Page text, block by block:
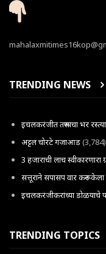
TRENDING NEWS
इचलकरंजीत तरूणाचा भर
अट्टल चोरटे गजाआड(3,784)
3 हजाराची लाच स्वीकारणारा
सत्तूराने सपासप वार करून
इचलकरंजीकरांच्या डोळयाचे
TRENDING TOPICS